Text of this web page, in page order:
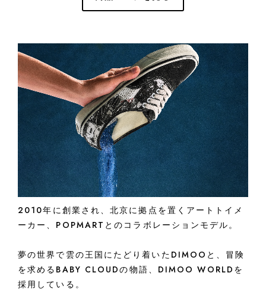
2010年に創業され、北京に拠点を置くアートトイメ
ーカー、POPMARTとのコラボレーションモデル。
夢の世界で雲の王国にたどり着いたDIMOOと、冒険
を求めるBABY CLOUDの物語、DIMOO WORLDを
採用している。